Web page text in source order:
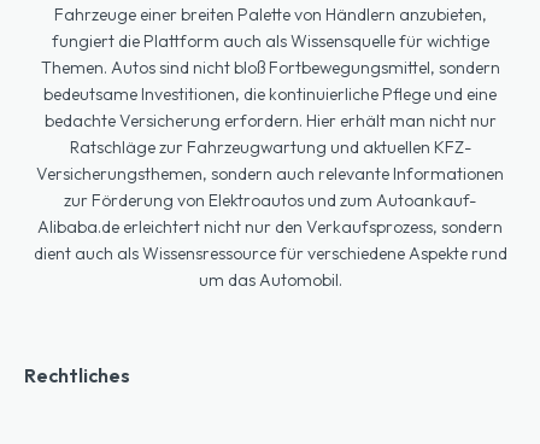
Fahrzeuge einer breiten Palette von Händlern anzubieten,
fungiert die Plattform auch als Wissensquelle für wichtige
Themen. Autos sind nicht bloß Fortbewegungsmittel, sondern
bedeutsame Investitionen, die kontinuierliche Pflege und eine
bedachte Versicherung erfordern. Hier erhält man nicht nur
Ratschläge zur Fahrzeugwartung und aktuellen KFZ-
Versicherungsthemen, sondern auch relevante Informationen
zur Förderung von Elektroautos und zum Autoankauf-
Alibaba.de erleichtert nicht nur den Verkaufsprozess, sondern
dient auch als Wissensressource für verschiedene Aspekte rund
um das Automobil.
Rechtliches